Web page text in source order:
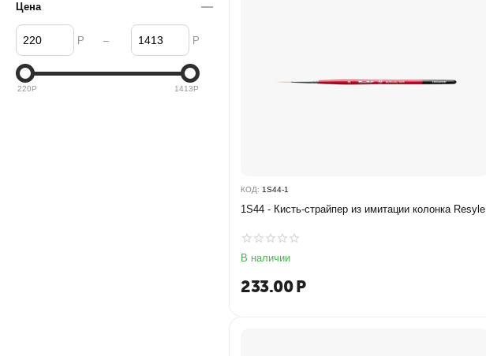
КОД: 1S44-1
1S44 - Кисть-страйпер из имитации колонка Resyle
В наличии
233.00Р
Цена
Р – Р
220Р 1413Р